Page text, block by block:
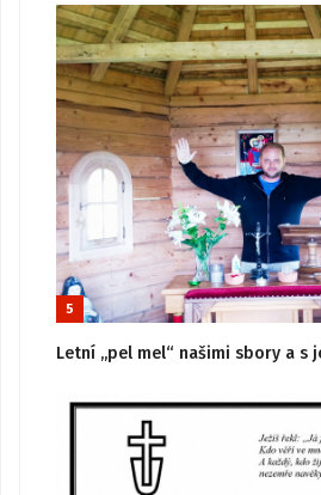
5
Letní „pel mel“ našimi sbory a s